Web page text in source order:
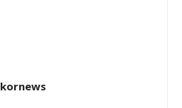
kornews